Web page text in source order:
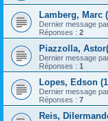
Lamberg, Marc
Dernier message
Réponses : 2
Piazzolla,
Dernier message
Réponses : 1
Lopes, Edson
Dernier message
Réponses : 7
Reis,